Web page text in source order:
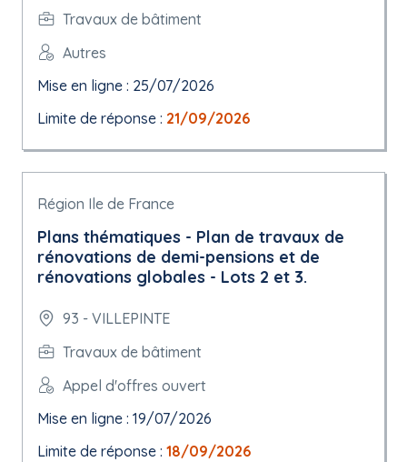
Travaux de bâtiment
Autres
Mise en ligne : 25/07/2026
Limite de réponse : 21/09/2026
Région Ile de France
Plans thématiques - Plan de travaux de
rénovations de demi-pensions et de
rénovations globales - Lots 2 et 3.
93 - VILLEPINTE
Travaux de bâtiment
Appel d'offres ouvert
Mise en ligne : 19/07/2026
Limite de réponse : 18/09/2026